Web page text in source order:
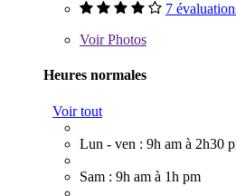
7
VoirPhotos
Heures normales
Voir tout
Lun - ven : 9h am à 2h30
Sam : 9h am à 1h pm